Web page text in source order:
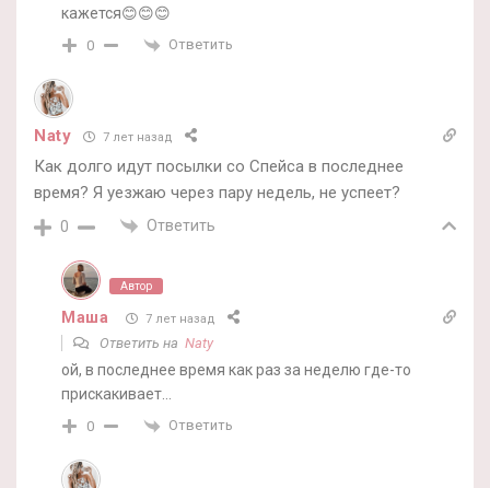
кажется😊😊😊
0 Ответить
Naty 7 лет назад
Как долго идут посылки со Спейса в последнее
время? Я уезжаю через пару недель, не успеет?
0 Ответить
Автор
Маша 7 лет назад
Ответить на Naty
ой, в последнее время как раз за неделю где-то
прискакивает…
0 Ответить